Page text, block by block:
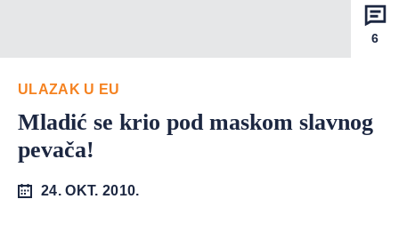
6
ULAZAK U EU
Mladić se krio pod maskom slavnog
pevača!
24. OKT. 2010.